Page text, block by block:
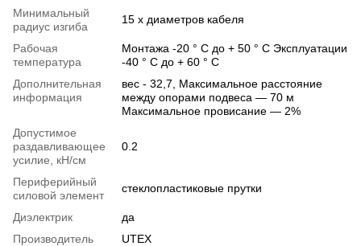
Минимальный
радиус изгиба
15 х диаметров кабеля
Рабочая
температура
Монтажа -20 ° C до + 50 ° C Эксплуатации
-40 ° C до + 60 ° C
Дополнительная
информация
вес - 32,7, Максимальное расстояние
между опорами подвеса — 70 м
Максимальное провисание — 2%
Допустимое
раздавливающее
усилие, кН/см
0.2
Периферийный
силовой элемент
стеклопластиковые прутки
Диэлектрик
да
Производитель
UTEX